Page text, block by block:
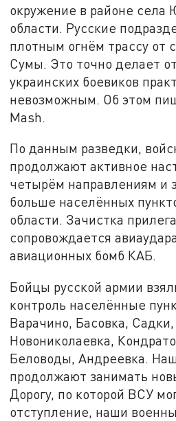
окружение в районе села
области. Русские
плотным огнём трассу от
Сумы. Это точно делает
украинских боевиков
невозможным. Об этом
Маsh.
По данным разведки,
продолжают активное
четырём направлениям и
больше населённых
области. Зачистка
сопровождается
авиационных бомб КАБ.
Бойцы русской армии
контроль населённые
Варачино, Басовка,
Новониколаевка,
Беловоды, Андреевка.
продолжают занимать
Дорогу, по которой ВСУ
отступление, наши